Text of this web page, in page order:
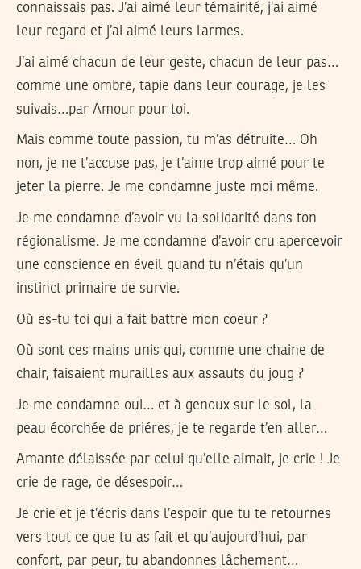
connaissais pas. J’ai aimé leur témairité, j’ai aimé
leur regard et j’ai aimé leurs larmes.
J’ai aimé chacun de leur geste, chacun de leur pas…
comme une ombre, tapie dans leur courage, je les
suivais…par Amour pour toi.
Mais comme toute passion, tu m’as détruite… Oh
non, je ne t’accuse pas, je t’aime trop aimé pour te
jeter la pierre. Je me condamne juste moi même.
Je me condamne d’avoir vu la solidarité dans ton
régionalisme. Je me condamne d’avoir cru apercevoir
une conscience en éveil quand tu n’étais qu’un
instinct primaire de survie.
Où es-tu toi qui a fait battre mon coeur ?
Où sont ces mains unis qui, comme une chaine de
chair, faisaient murailles aux assauts du joug ?
Je me condamne oui… et à genoux sur le sol, la
peau écorchée de priéres, je te regarde t’en aller…
Amante délaissée par celui qu’elle aimait, je crie ! Je
crie de rage, de désespoir…
Je crie et je t’écris dans l’espoir que tu te retournes
vers tout ce que tu as fait et qu’aujourd’hui, par
confort, par peur, tu abandonnes lâchement…